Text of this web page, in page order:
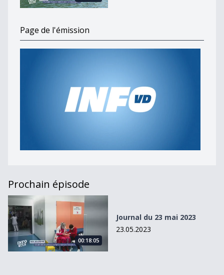
Page de l'émission
Prochain épisode
Journal du 23 mai 2023
00:18:05
Journal du 23 mai 2023
23.05.2023